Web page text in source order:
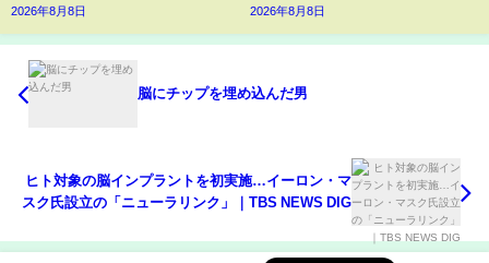
2026年8月8日 2026年8月8日
脳にチップを埋め込んだ男
ヒト対象の脳インプラントを初実施…イーロン・マ
スク氏設立の「ニューラリンク」｜TBS NEWS DIG